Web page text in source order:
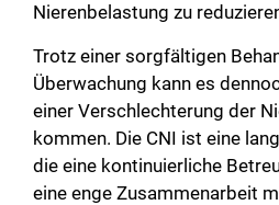
Nierenbelastung zu
Trotz einer sorgfältigen
Überwachung kann es
einer Verschlechterung der
kommen. Die CNI ist eine
die eine kontinuierliche
eine enge Zusammenarbeit